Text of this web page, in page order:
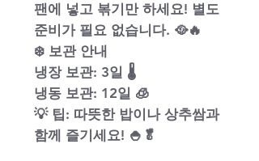
​팬에 넣고 볶기만 하세요! 별도
준비가 필요 없습니다. 🥘🔥
​❄️ 보관 안내
​냉장 보관: 3일 🌡️
​냉동 보관: 12일 🧊
​💡 팁: 따뜻한 밥이나 상추쌈과
함께 즐기세요! 🍚🥬